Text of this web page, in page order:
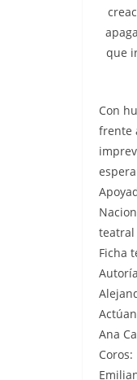
que
Con
frente
teatral
Ficha
Ana
Coros: